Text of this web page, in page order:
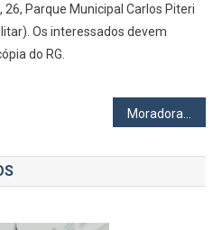
26, Parque Municipal Carlos Piteri
Os interessados devem
do RG.